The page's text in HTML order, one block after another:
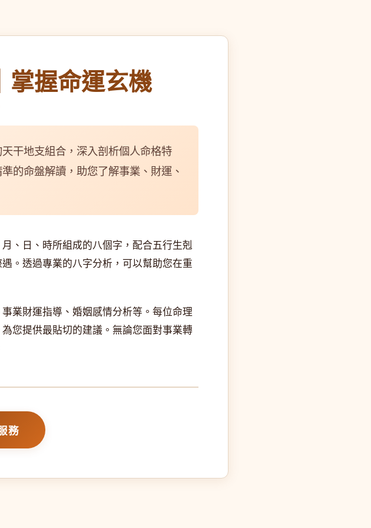
掌握命運玄機
干地支組合，深入剖析個人命格特
的命盤解讀，助您了解事業、財運、
、日、時所組成的八個字，配合五行生剋
。透過專業的八字分析，可以幫助您在重
業財運指導、婚姻感情分析等。每位命理
您提供最貼切的建議。無論您面對事業轉
務